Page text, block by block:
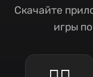
Скачайте
игры